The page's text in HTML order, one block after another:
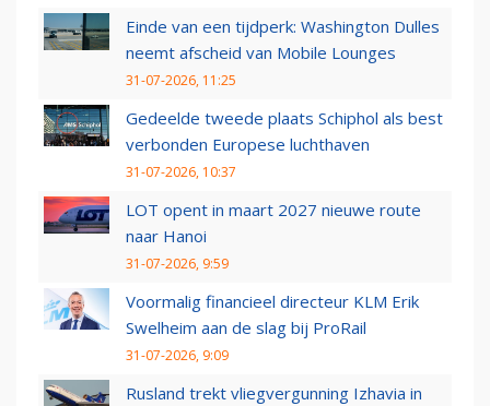
Einde van een tijdperk: Washington Dulles
neemt afscheid van Mobile Lounges
31-07-2026, 11:25
Gedeelde tweede plaats Schiphol als best
verbonden Europese luchthaven
31-07-2026, 10:37
LOT opent in maart 2027 nieuwe route
naar Hanoi
31-07-2026, 9:59
Voormalig financieel directeur KLM Erik
Swelheim aan de slag bij ProRail
31-07-2026, 9:09
Rusland trekt vliegvergunning Izhavia in